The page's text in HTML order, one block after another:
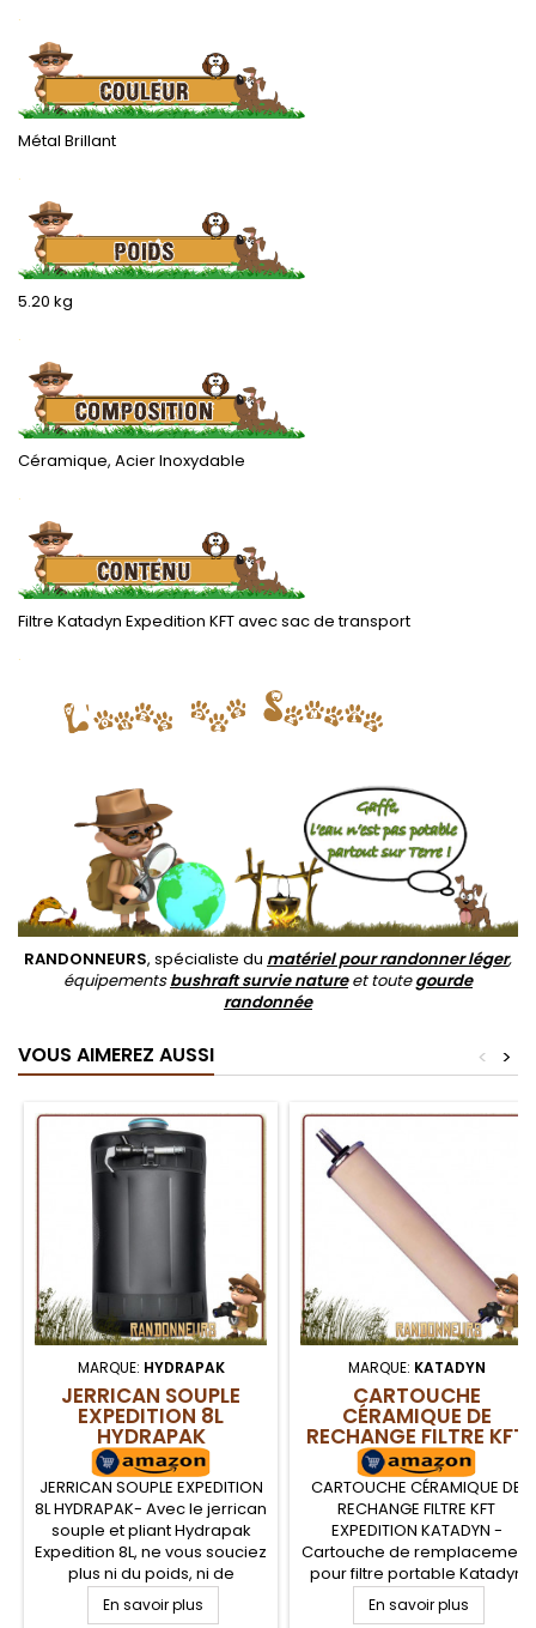
.
Métal Brillant
.
5.20 kg
.
Céramique, Acier Inoxydable
.
Filtre Katadyn Expedition KFT avec sac de transport
.
RANDONNEURS, spécialiste du matériel pour randonner léger,
équipementsbushraft survie natureet toutegourde
randonnée
VOUS AIMEREZ AUSSI >
<
MARQUE: HYDRAPAK
JERRICAN SOUPLE
EXPEDITION 8L
HYDRAPAK
JERRICAN SOUPLE EXPEDITION
8L HYDRAPAK- Avec le jerrican
souple et pliant Hydrapak
Expedition 8L, ne vous souciez
plus ni du poids, ni de
l'encombrement de votre
poche à eau de stockage et
En savoir plus
MARQUE: KATADYN
CARTOUCHE
CÉRAMIQUE DE
RECHANGE FILTRE KFT
EXPEDITION KATADYN
CARTOUCHE CÉRAMIQUE DE
RECHANGE FILTRE KFT
EXPEDITION KATADYN -
Cartouche de remplacement
pour filtre portable Katadyn
KFT EXPEDITION composée
d'une cartouche céramique.
En savoir plus